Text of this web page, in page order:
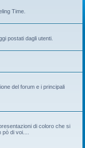
Time.
postati dagli utenti.
del forum e i principali
di coloro che si
di voi....